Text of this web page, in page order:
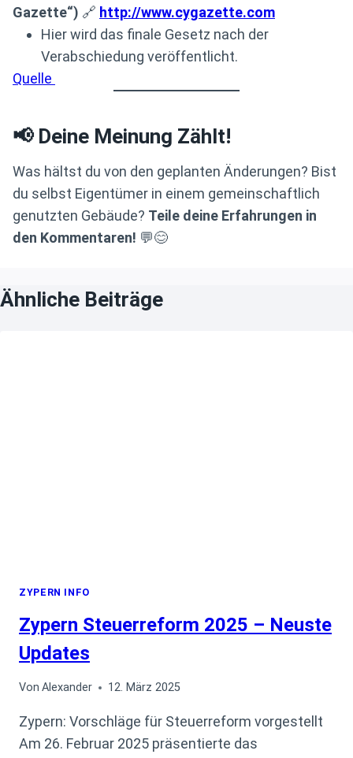
Gazette“) 🔗 http://www.cygazette.com
Hier wird das finale Gesetz nach der
Verabschiedung veröffentlicht.
Quelle
📢 Deine Meinung Zählt!
Was hältst du von den geplanten Änderungen? Bist
du selbst Eigentümer in einem gemeinschaftlich
genutzten Gebäude? Teile deine Erfahrungen in
den Kommentaren! 💬😊
Ähnliche Beiträge
ZYPERN INFO
Zypern Steuerreform 2025 – Neuste
Updates
Von Alexander 12. März 2025
Zypern: Vorschläge für Steuerreform vorgestellt
Am 26. Februar 2025 präsentierte das